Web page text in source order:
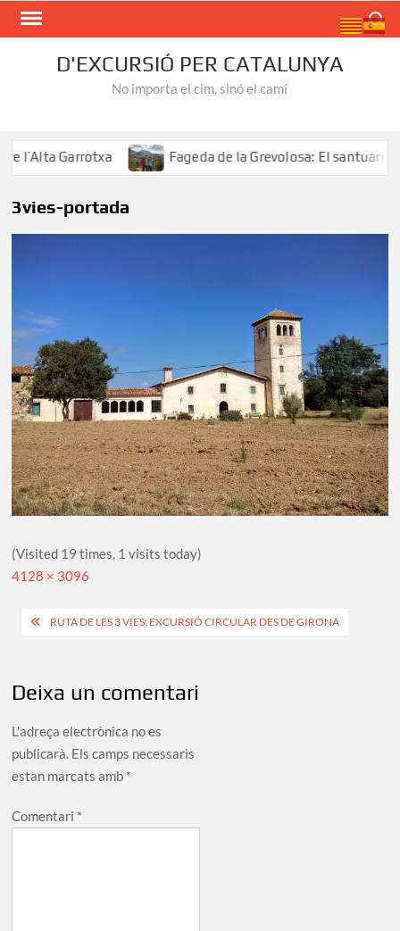
Skip
D'EXCURSIÓ PER CATALUNYA
No importa el cim, sinó el camí
Garrotxa Fageda de la Grevolosa: El santuari dels
3vies-portada
(Visited 19 times, 1 visits today)
Full
4128 × 3096
Navegació
RUTA DE LES 3 VIES: EXCURSIÓ CIRCULAR DES DE GIRONA
Deixa un comentari
L'adreça electrònica no es
publicarà. Els camps necessaris
estan marcats amb *
Comentari *